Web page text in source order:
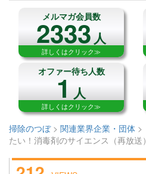
メルマガ会員数
2333人
詳しくはクリック≫
オファー待ち人数
1人
詳しくはクリック≫
掃除のつぼ> 関連業界企業・団体 >
たい！消毒剤のサイエンス（再放送）